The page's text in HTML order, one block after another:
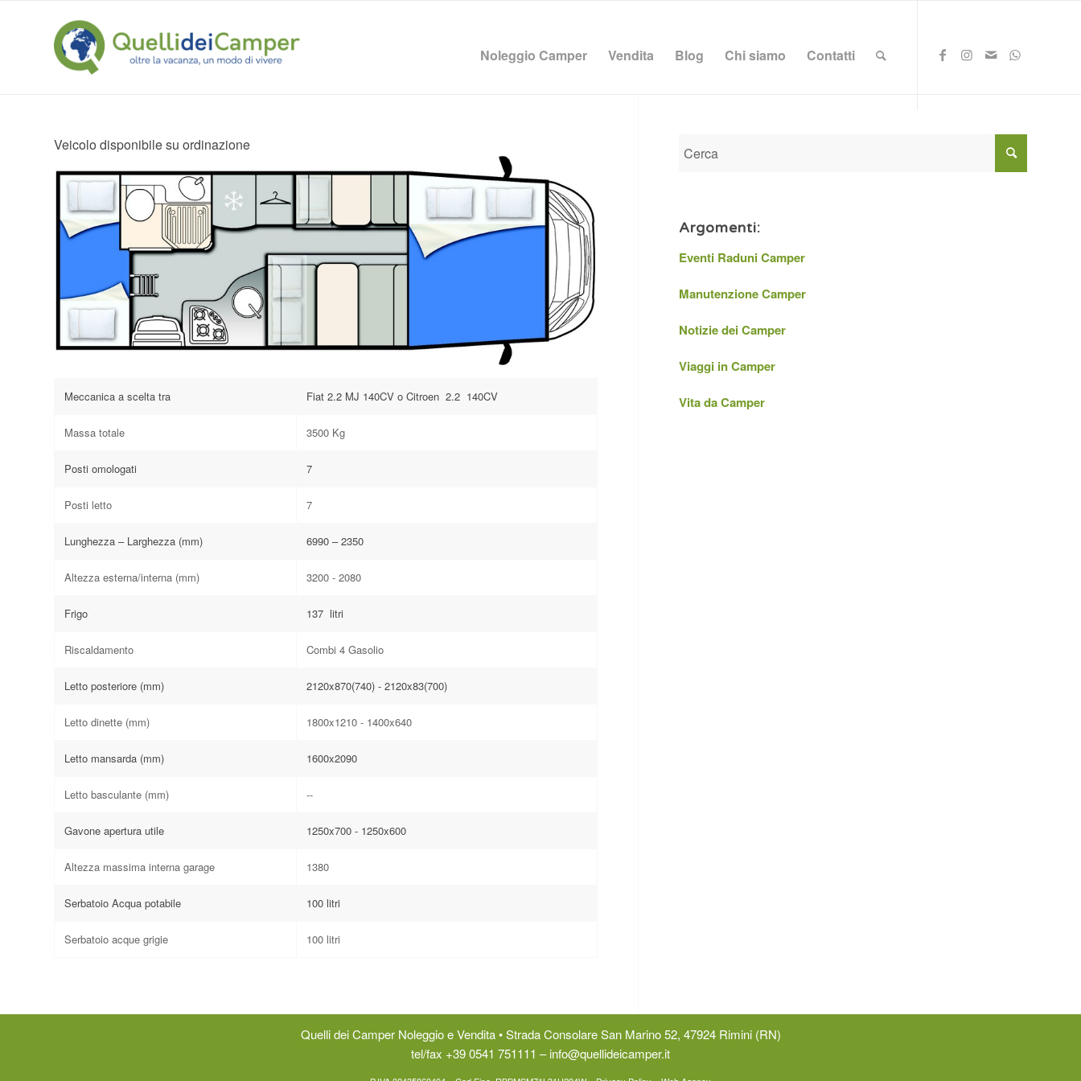
Noleggio Camper Vendita Blog Chi siamo Contatti
Veicolo disponibile su ordinazione
Meccanica a scelta tra Fiat 2.2 MJ 140CV o Citroen 2.2 140CV
Massa totale 3500 Kg
Posti omologati 7
Posti letto 7
Lunghezza – Larghezza (mm) 6990 – 2350
Altezza esterna/interna (mm) 3200 - 2080
Frigo 137 litri
Riscaldamento Combi 4 Gasolio
Letto posteriore (mm) 2120x870(740) - 2120x83(700)
Letto dinette (mm) 1800x1210 - 1400x640
Letto mansarda (mm) 1600x2090
Letto basculante (mm) --
Gavone apertura utile 1250x700 - 1250x600
Altezza massima interna garage 1380
Serbatoio Acqua potabile 100 litri
Serbatoio acque grigie 100 litri
Argomenti:
Eventi Raduni Camper
Manutenzione Camper
Notizie dei Camper
Viaggi in Camper
Vita da Camper
Quelli dei Camper Noleggio e Vendita • Strada Consolare San Marino 52, 47924 Rimini (RN)
tel/fax +39 0541 751111 –info@quellideicamper.it